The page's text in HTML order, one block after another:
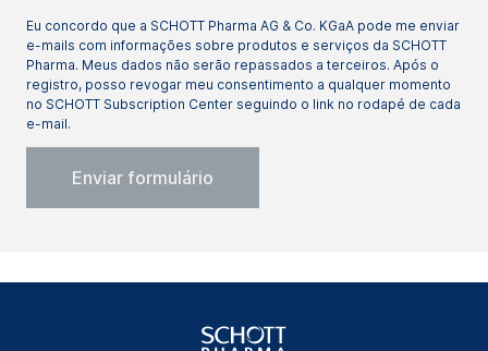
Eu concordo que a SCHOTT Pharma AG & Co. KGaA pode me enviar
e-mails com informações sobre produtos e serviços da SCHOTT
Pharma. Meus dados não serão repassados a terceiros. Após o
registro, posso revogar meu consentimento a qualquer momento
no SCHOTT Subscription Center seguindo o link no rodapé de cada
e-mail.